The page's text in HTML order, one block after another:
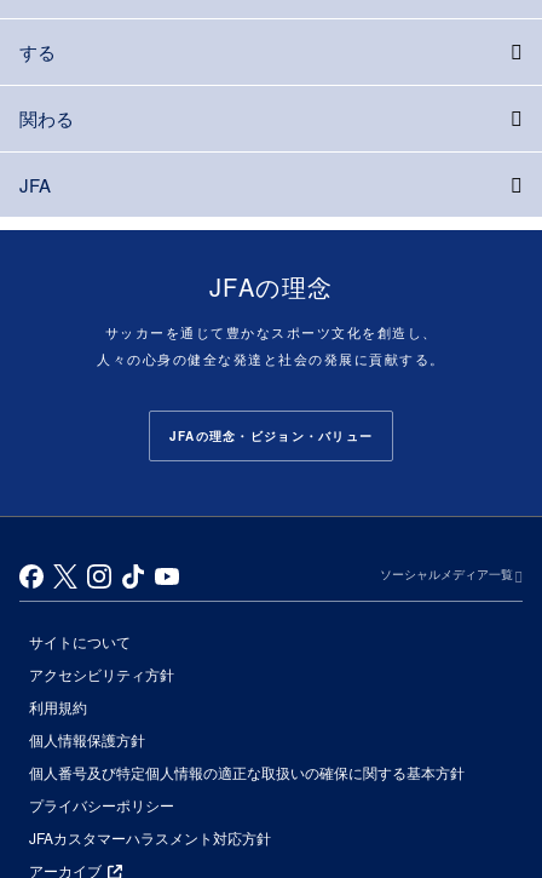
する
関わる
JFA
JFAの理念
サッカーを通じて豊かなスポーツ文化を創造し、
人々の心身の健全な発達と社会の発展に貢献する。
JFAの理念・ビジョン・バリュー
ソーシャルメディア一覧
サイトについて
アクセシビリティ方針
利用規約
個人情報保護方針
個人番号及び特定個人情報の適正な取扱いの確保に関する基本方針
プライバシーポリシー
JFAカスタマーハラスメント対応方針
アーカイブ